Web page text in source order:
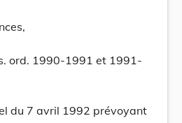
ord. 1990-1991 et 1991-
du 7 avril 1992 prévoyant